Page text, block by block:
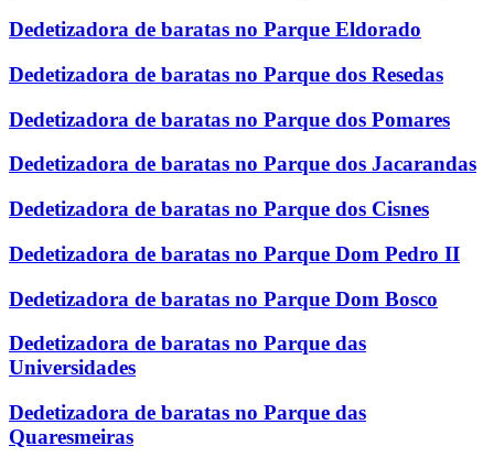
Dedetizadora de baratas no Parque Eldorado
Dedetizadora de baratas no Parque dos Resedas
Dedetizadora de baratas no Parque dos Pomares
Dedetizadora de baratas no Parque dos Jacarandas
Dedetizadora de baratas no Parque dos Cisnes
Dedetizadora de baratas no Parque Dom Pedro II
Dedetizadora de baratas no Parque Dom Bosco
Dedetizadora de baratas no Parque das
Universidades
Dedetizadora de baratas no Parque das
Quaresmeiras